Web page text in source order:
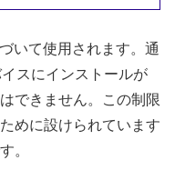
いて使用されます。通
スにインストールが
できません。この制限
めに設けられています
。